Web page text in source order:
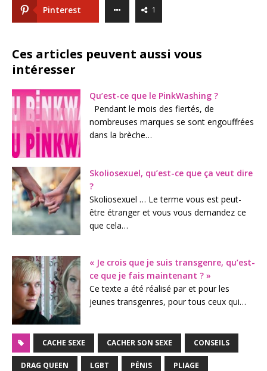
Pinterest 1
Ces articles peuvent aussi vous
intéresser
Qu’est-ce que le PinkWashing ?
Pendant le mois des fiertés, de
nombreuses marques se sont engouffrées
dans la brèche…
Skoliosexuel, qu’est-ce que ça veut dire
?
Skoliosexuel … Le terme vous est peut-
être étranger et vous vous demandez ce
que cela…
« Je crois que je suis transgenre, qu’est-
ce que je fais maintenant ? »
Ce texte a été réalisé par et pour les
jeunes transgenres, pour tous ceux qui…
CACHE SEXE CACHER SON SEXE CONSEILS
DRAG QUEEN LGBT PÉNIS PLIAGE